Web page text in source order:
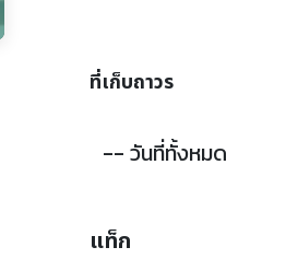
ที่เก็บถาวร
แท็ก